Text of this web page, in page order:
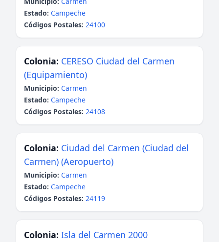
Estado: Campeche
Códigos Postales: 24100
Colonia: CERESO Ciudad del Carmen
(Equipamiento)
Municipio: Carmen
Estado: Campeche
Códigos Postales: 24108
Colonia: Ciudad del Carmen (Ciudad del
Carmen) (Aeropuerto)
Municipio: Carmen
Estado: Campeche
Códigos Postales: 24119
Colonia: Isla del Carmen 2000